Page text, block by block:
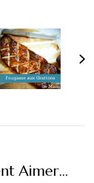
Aimer...